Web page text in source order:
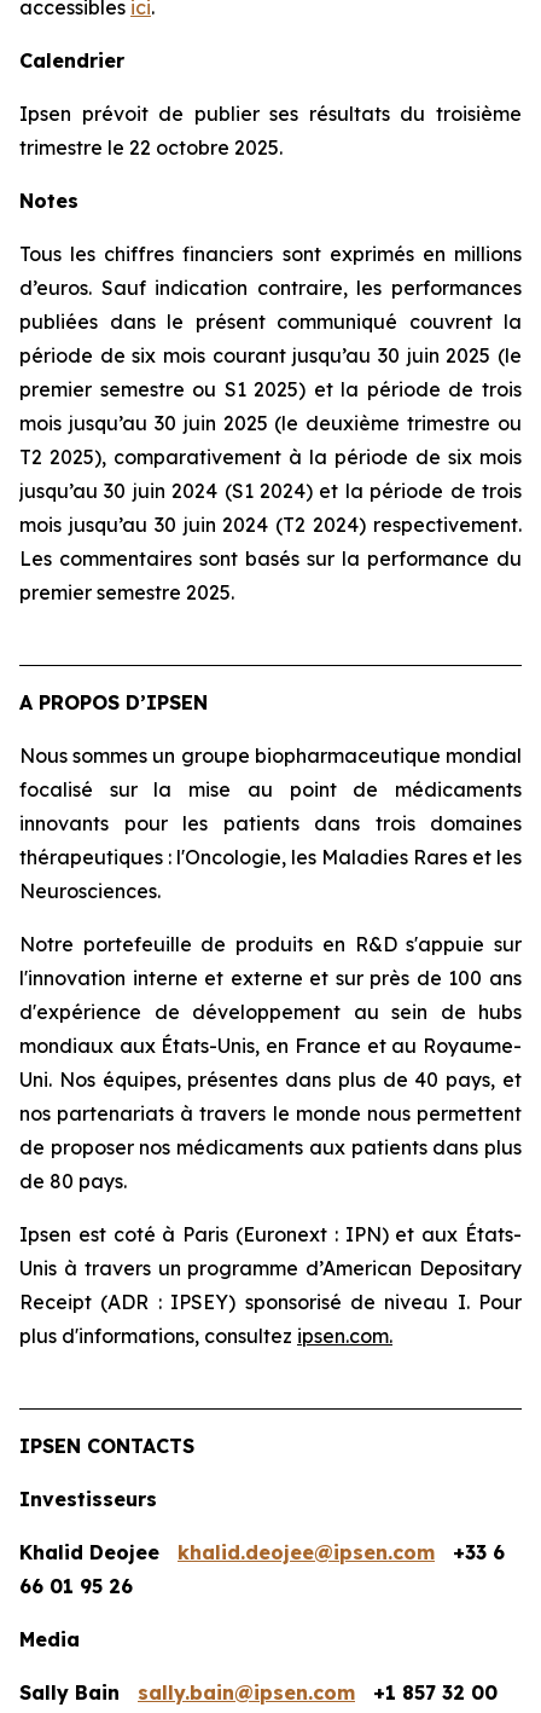
accessibles ici.
Calendrier
Ipsen prévoit de publier ses résultats du troisième
trimestre le 22 octobre 2025.
Notes
Tous les chiffres financiers sont exprimés en millions
d’euros. Sauf indication contraire, les performances
publiées dans le présent communiqué couvrent la
période de six mois courant jusqu’au 30 juin 2025 (le
premier semestre ou S1 2025) et la période de trois
mois jusqu’au 30 juin 2025 (le deuxième trimestre ou
T2 2025), comparativement à la période de six mois
jusqu’au 30 juin 2024 (S1 2024) et la période de trois
mois jusqu’au 30 juin 2024 (T2 2024) respectivement.
Les commentaires sont basés sur la performance du
premier semestre 2025.
A PROPOS D’IPSEN
Nous sommes un groupe biopharmaceutique mondial
focalisé sur la mise au point de médicaments
innovants pour les patients dans trois domaines
thérapeutiques : l'Oncologie, les Maladies Rares et les
Neurosciences.
Notre portefeuille de produits en R&D s'appuie sur
l'innovation interne et externe et sur près de 100 ans
d'expérience de développement au sein de hubs
mondiaux aux États-Unis, en France et au Royaume-
Uni. Nos équipes, présentes dans plus de 40 pays, et
nos partenariats à travers le monde nous permettent
de proposer nos médicaments aux patients dans plus
de 80 pays.
Ipsen est coté à Paris (Euronext : IPN) et aux États-
Unis à travers un programme d’American Depositary
Receipt (ADR : IPSEY) sponsorisé de niveau I. Pour
plus d'informations, consultez ipsen.com.
IPSEN CONTACTS
Investisseurs
Khalid Deojee khalid.deojee@ipsen.com +33 6
66 01 95 26
Media
Sally Bain sally.bain@ipsen.com +1 857 32 00